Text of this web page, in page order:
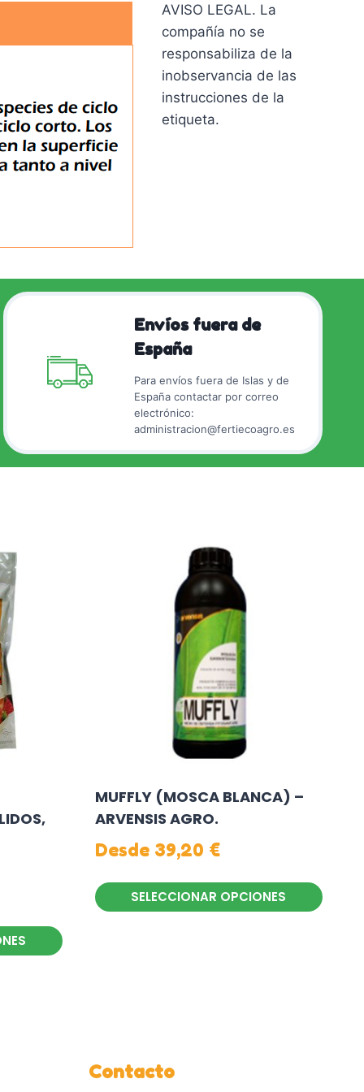
AVISO LEGAL. La
compañía no se
responsabiliza de la
inobservancia de las
instrucciones de la
etiqueta.
Envíos fuera de
España
Para envíos fuera de Islas y de
España contactar por correo
electrónico:
administracion@fertiecoagro.es
MUFFLY (MOSCA BLANCA) –
ARVENSIS AGRO.
Desde 39,20 €
SELECCIONAR OPCIONES
se
Contacto